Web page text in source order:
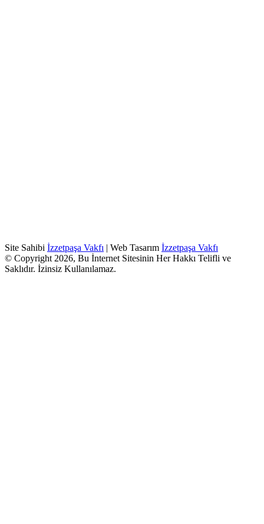
Site Sahibi İzzetpaşa Vakfı | Web Tasarım İzzetpaşa Vakfı
© Copyright 2026, Bu İnternet Sitesinin Her Hakkı Telifli ve
Saklıdır. İzinsiz Kullanılamaz.